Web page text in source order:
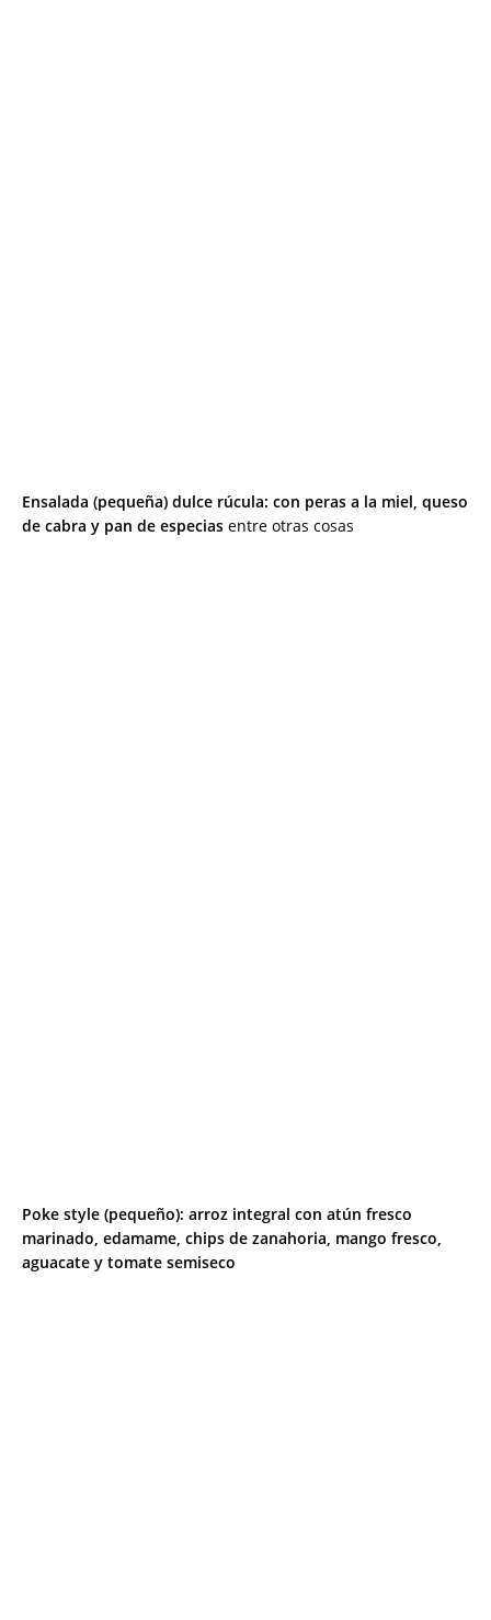
Ensalada (pequeña) dulce rúcula: con peras a la miel, queso
de cabra y pan de especias entre otras cosas
Poke style (pequeño): arroz integral con atún fresco
marinado, edamame, chips de zanahoria, mango fresco,
aguacate y tomate semiseco